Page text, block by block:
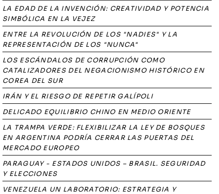
LA EDAD DE LA INVENCIÓN: CREATIVIDAD Y POTENCIA
SIMBÓLICA EN LA VEJEZ
ENTRE LA REVOLUCIÓN DE LOS "NADIES" Y LA
REPRESENTACIÓN DE LOS "NUNCA"
LOS ESCÁNDALOS DE CORRUPCIÓN COMO
CATALIZADORES DEL NEGACIONISMO HISTÓRICO EN
COREA DEL SUR
IRÁN Y EL RIESGO DE REPETIR GALÍPOLI
DELICADO EQUILIBRIO CHINO EN MEDIO ORIENTE
LA TRAMPA VERDE: FLEXIBILIZAR LA LEY DE BOSQUES
EN ARGENTINA PODRÍA CERRAR LAS PUERTAS DEL
MERCADO EUROPEO
PARAGUAY - ESTADOS UNIDOS – BRASIL. SEGURIDAD
Y ELECCIONES
VENEZUELA UN LABORATORIO: ESTRATEGIA Y